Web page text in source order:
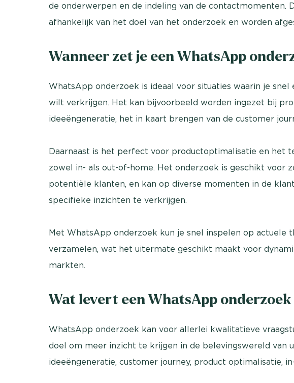
de onderwerpen en de indeling van de contactmomenten.
afhankelijk van het doel van het onderzoek en worden
Wanneer zet je een WhatsApp
WhatsApp onderzoek is ideaal voor situaties waarin je
wilt verkrijgen. Het kan bijvoorbeeld worden ingezet bij
ideeëngeneratie, het in kaart brengen van de customer
Daarnaast is het perfect voor productoptimalisatie en het
zowel in- als out-of-home. Het onderzoek is geschikt voor
potentiële klanten, en kan op diverse momenten in de
specifieke inzichten te verkrijgen.
Met WhatsApp onderzoek kun je snel inspelen op actuele
verzamelen, wat het uitermate geschikt maakt voor
markten.
Wat levert een WhatsApp onderzoek
WhatsApp onderzoek kan voor allerlei kwalitatieve
doel om meer inzicht te krijgen in de belevingswereld van
ideeëngeneratie, customer journey, product optimalisatie,